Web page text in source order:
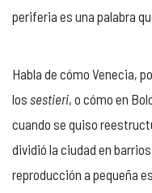
periferia es una palabra
Habla de cómo Venecia,
los sestieri, o cómo en
cuando se quiso
dividió la ciudad en
reproducción a pequeña